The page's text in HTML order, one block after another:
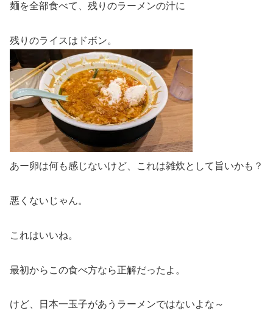
麺を全部食べて、残りのラーメンの汁に
残りのライスはドボン。
あー卵は何も感じないけど、これは雑炊として旨いかも？
悪くないじゃん。
これはいいね。
最初からこの食べ方なら正解だったよ。
けど、日本一玉子があうラーメンではないよな～